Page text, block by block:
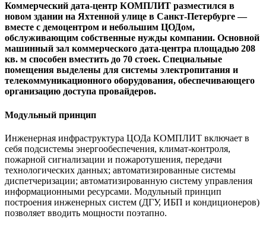
Коммерческий дата-центр КОМПЛИТ разместился в
новом здании на Яхтенной улице в Санкт-Петербурге —
вместе с демоцентром и небольшим ЦОДом,
обслуживающим собственные нужды компании. Основной
машинный зал коммерческого дата-центра площадью 208
кв. м способен вместить до 70 стоек. Специальные
помещения выделены для системы электропитания и
телекоммуникационного оборудования, обеспечивающего
организацию доступа провайдеров.
Модульный принцип
Инженерная инфраструктура ЦОДа КОМПЛИТ включает в
себя подсистемы энергообеспечения, климат-контроля,
пожарной сигнализации и пожаротушения, передачи
технологических данных; автоматизированные системы
диспетчеризации; автоматизированную систему управления
информационными ресурсами. Модульный принцип
построения инженерных систем (ДГУ, ИБП и кондиционеров)
позволяет вводить мощности поэтапно.